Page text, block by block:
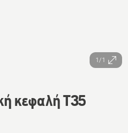
1/1
κεφαλή T35